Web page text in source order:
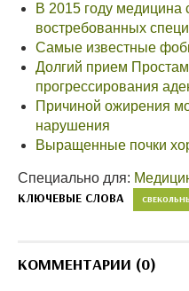
В 2015 году медицина
востребованных
Самые известные
Долгий прием
прогрессирования
Причиной ожирения
нарушения
Выращенные почки
Специально для:
КЛЮЧЕВЫЕ СЛОВА
КОММЕНТАРИИ (0)